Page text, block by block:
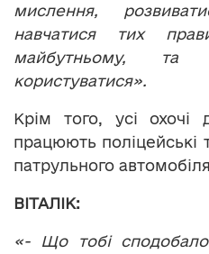
мислення,
навчатися тих
майбутньому,
користуватися».
Крім того, усі охочі
працюють поліцейські
патрульного
ВІТАЛІК:
«- Що тобі